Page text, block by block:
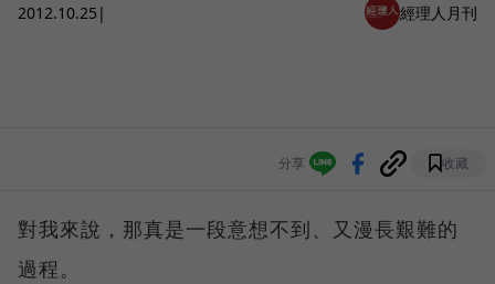
2012.10.25 | 經理人月刊
分享 收藏
對我來說，那真是一段意想不到、又漫長艱難的
過程。